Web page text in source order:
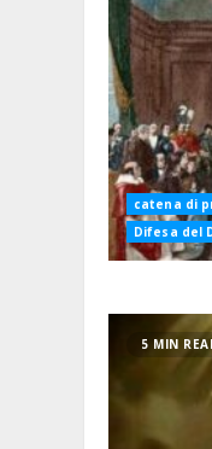
catena di
Difesa del
5 MIN